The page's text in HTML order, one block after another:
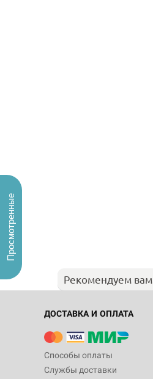
Рекомендуем вам
ДОСТАВКА И ОПЛАТА
Способы оплаты
Службы доставки
Просмотренные